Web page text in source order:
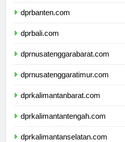
dprbanten.com
dprbali.com
dprnusatenggarabarat.com
dprnusatenggaratimur.com
dprkalimantanbarat.com
dprkalimantantengah.com
dprkalimantanselatan.com